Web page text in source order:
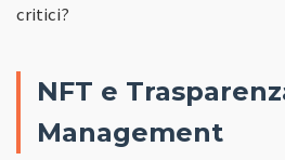
critici?
NFT e
Management